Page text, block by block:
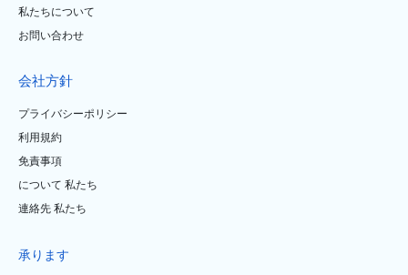
私たちについて
お問い合わせ
会社方針
プライバシーポリシー
利用規約
免責事項
について 私たち
連絡先 私たち
承ります